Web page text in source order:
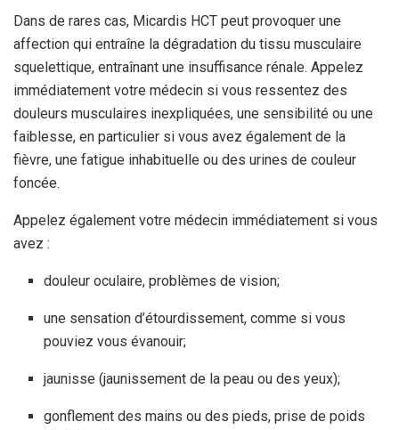
Dans de rares cas, Micardis HCT peut provoquer une
affection qui entraîne la dégradation du tissu musculaire
squelettique, entraînant une insuffisance rénale. Appelez
immédiatement votre médecin si vous ressentez des
douleurs musculaires inexpliquées, une sensibilité ou une
faiblesse, en particulier si vous avez également de la
fièvre, une fatigue inhabituelle ou des urines de couleur
foncée.
Appelez également votre médecin immédiatement si vous
avez :
douleur oculaire, problèmes de vision;
une sensation d’étourdissement, comme si vous
pouviez vous évanouir;
jaunisse (jaunissement de la peau ou des yeux);
gonflement des mains ou des pieds, prise de poids